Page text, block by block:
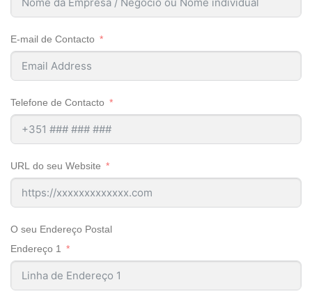
E-mail de Contacto
Telefone de Contacto
URL do seu Website
O seu Endereço Postal
Endereço 1